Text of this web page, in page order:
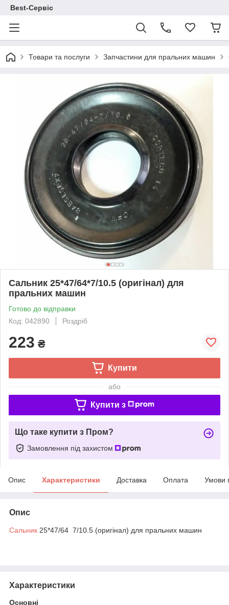
Best-Сервіс
Товари та послуги Запчастини для пральних машин
Сальник 25*47/64*7/10.5 (оригінал) для
пральних машин
Готово до відправки
Код: 042890
Роздріб
223 ₴
Купити
або
Купити з
Що таке купити з Пром?
Замовлення під захистом
Опис Характеристики Доставка Оплата Умови
Опис
Сальник 25*47/64 7/10.5 (оригінал) для пральних машин
Характеристики
Основні